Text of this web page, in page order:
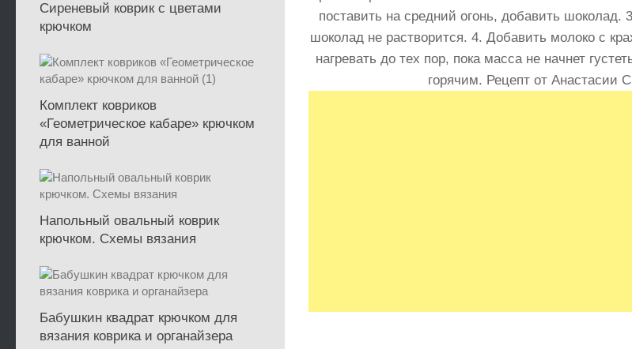
Сиреневый коврик с цветами
крючком
Комплект ковриков
«Геометрическое кабаре» крючком
для ванной
Напольный овальный коврик
крючком. Схемы вязания
Бабушкин квадрат крючком для
вязания коврика и органайзера